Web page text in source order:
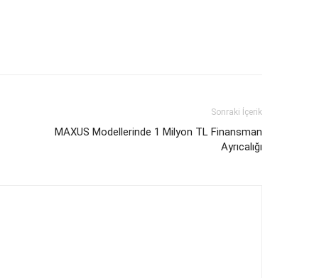
Sonraki İçerik
MAXUS Modellerinde 1 Milyon TL Finansman
Ayrıcalığı